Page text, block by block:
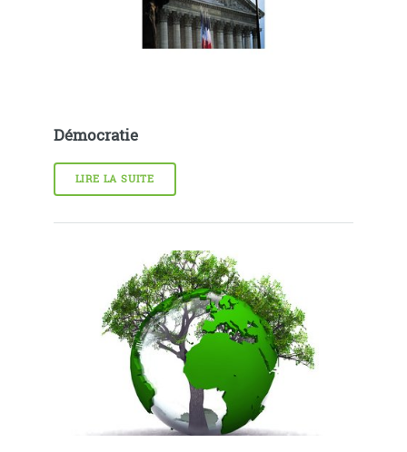
Démocratie
LIRE LA SUITE